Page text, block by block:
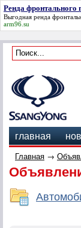
Ренда фронтального
Выгодная ренда
arm96.su
главная
Главная →